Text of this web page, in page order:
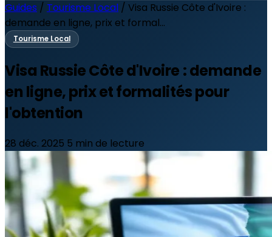
Guides / Tourisme Local / Visa Russie Côte d'Ivoire :
demande en ligne, prix et formal...
Tourisme Local
Visa Russie Côte d'Ivoire : demande
en ligne, prix et formalités pour
l'obtention
28 déc. 2025 5 min de lecture